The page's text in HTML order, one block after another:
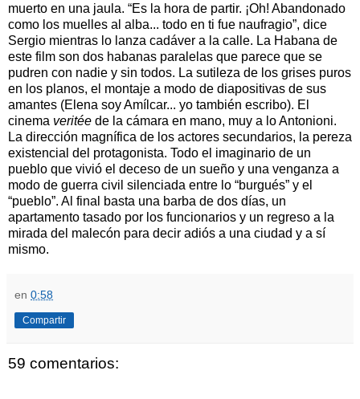
muerto en una jaula. “Es la hora de partir. ¡Oh! Abandonado
como los muelles al alba... todo en ti fue naufragio”, dice
Sergio mientras lo lanza cadáver a la calle. La Habana de
este film son dos habanas paralelas que parece que se
pudren con nadie y sin todos. La sutileza de los grises puros
en los planos, el montaje a modo de diapositivas de sus
amantes (Elena soy Amílcar... yo también escribo). El
cinema veritée de la cámara en mano, muy a lo Antonioni.
La dirección magnífica de los actores secundarios, la pereza
existencial del protagonista. Todo el imaginario de un
pueblo que vivió el deceso de un sueño y una venganza a
modo de guerra civil silenciada entre lo “burgués” y el
“pueblo”. Al final basta una barba de dos días, un
apartamento tasado por los funcionarios y un regreso a la
mirada del malecón para decir adiós a una ciudad y a sí
mismo.
en 0:58
Compartir
59 comentarios: